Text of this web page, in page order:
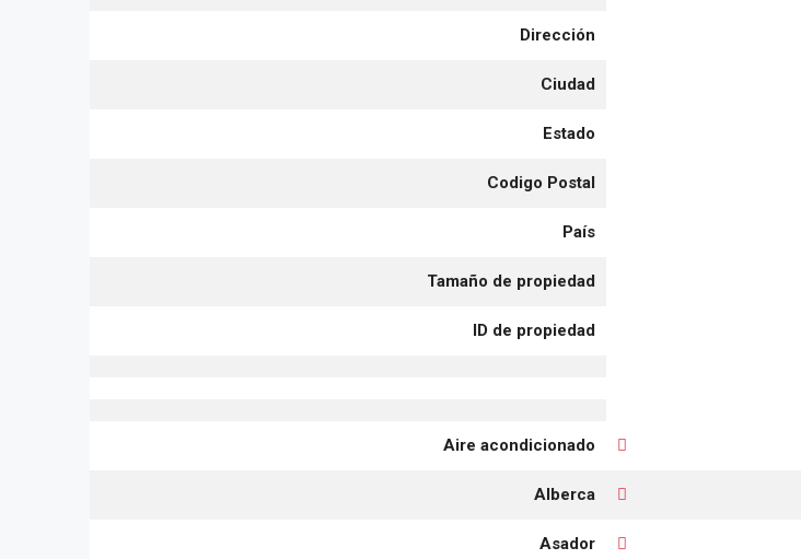
Dirección
Ciudad
Estado
Codigo Postal
País
Tamaño de propiedad
ID de propiedad
Aire acondicionado
Alberca
Asador